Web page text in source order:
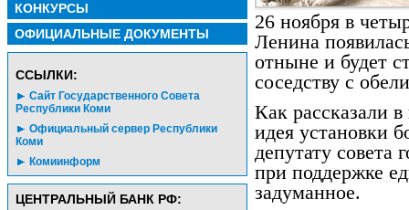
КОНКУРСЫ
ОФИЦИАЛЬНЫЕ ДОКУМЕНТЫ
CСЫЛКИ:
Сайт Государственного Совета
Республики Коми
Официальный сервер Республики
Коми
Комиинформ
ЦЕНТРАЛЬНЫЙ БАНК РФ:
26 ноября в
Ленина
отныне и будет
соседству с
Как рассказали
идея установки
депутату совета
при поддержке
задуманное.